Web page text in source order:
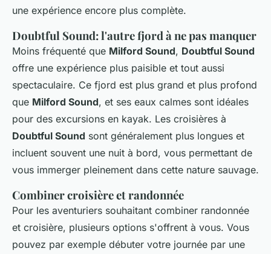
une expérience encore plus complète.
Doubtful Sound: l'autre fjord à ne pas manquer
Moins fréquenté que Milford Sound, Doubtful Sound
offre une expérience plus paisible et tout aussi
spectaculaire. Ce fjord est plus grand et plus profond
que Milford Sound, et ses eaux calmes sont idéales
pour des excursions en kayak. Les croisières à
Doubtful Sound sont généralement plus longues et
incluent souvent une nuit à bord, vous permettant de
vous immerger pleinement dans cette nature sauvage.
Combiner croisière et randonnée
Pour les aventuriers souhaitant combiner randonnée
et croisière, plusieurs options s'offrent à vous. Vous
pouvez par exemple débuter votre journée par une